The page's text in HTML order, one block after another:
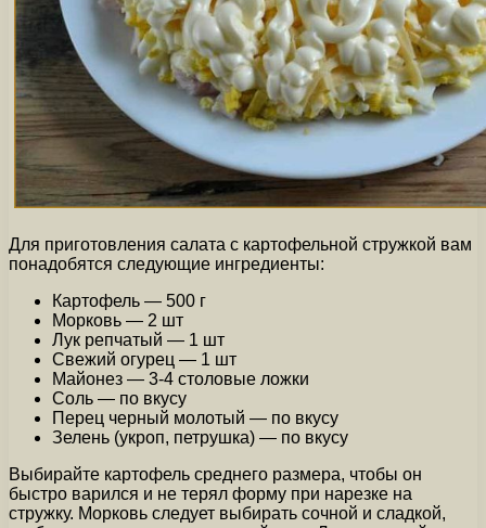
Для приготовления салата с картофельной стружкой вам
понадобятся следующие ингредиенты:
Картофель — 500 г
Морковь — 2 шт
Лук репчатый — 1 шт
Свежий огурец — 1 шт
Майонез — 3-4 столовые ложки
Соль — по вкусу
Перец черный молотый — по вкусу
Зелень (укроп, петрушка) — по вкусу
Выбирайте картофель среднего размера, чтобы он
быстро варился и не терял форму при нарезке на
стружку. Морковь следует выбирать сочной и сладкой,